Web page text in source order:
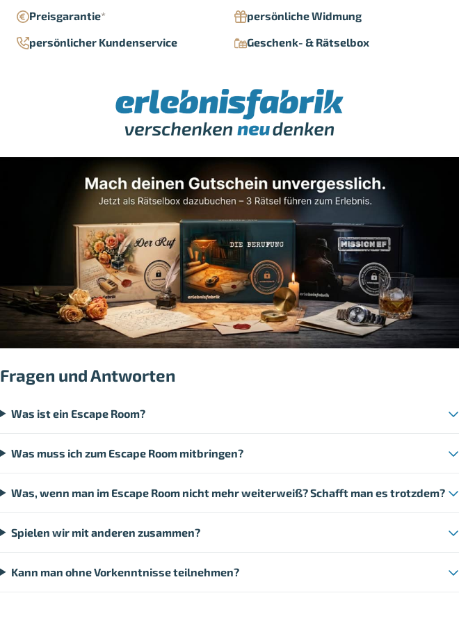
Preisgarantie*
persönliche Widmung
persönlicher Kundenservice
Geschenk- & Rätselbox
Fragen und Antworten
Was ist ein Escape Room?
Was muss ich zum Escape Room mitbringen?
Was, wenn man im Escape Room nicht mehr weiterweiß? Schafft man es trotzdem?
Spielen wir mit anderen zusammen?
Kann man ohne Vorkenntnisse teilnehmen?